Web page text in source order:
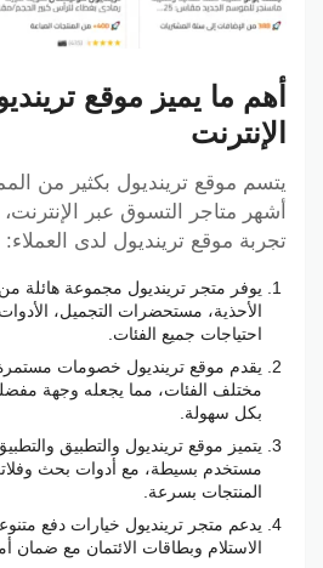
أهم ما يميز موقع
الإنترنت
يتسم موقع ترينديول بكثير من
أشهر متاجر التسوق عبر
تجربة موقع ترينديول لدى العملاء:
يوفر متجر ترينديول مجموعة هائلة من
الأحذية، مستحضرات التجميل، الأدوات
احتياجات جميع الفئات.
يقدم موقع ترينديول خصومات
مختلف الفئات، مما يجعله وجهة
بكل سهولة.
يتميز موقع ترينديول والتطبيق
مستخدم بسيطة، مع أدوات بحث
المنتجات بسرعة.
يدعم متجر ترينديول خيارات دفع
الاستلام وبطاقات الائتمان مع ضمان